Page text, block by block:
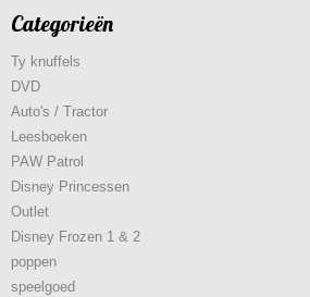
Categorieën
Ty knuffels
DVD
Auto's / Tractor
Leesboeken
PAW Patrol
Disney Princessen
Outlet
Disney Frozen 1 & 2
poppen
speelgoed